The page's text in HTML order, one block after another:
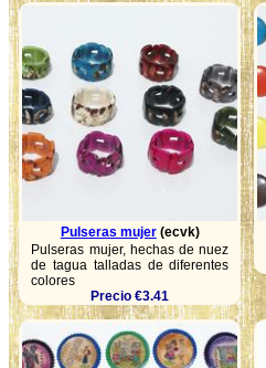
Pulseras mujer(ecvk)
Pulseras mujer, hechas de nuez
de tagua talladas de diferentes
colores
Precio €3.41